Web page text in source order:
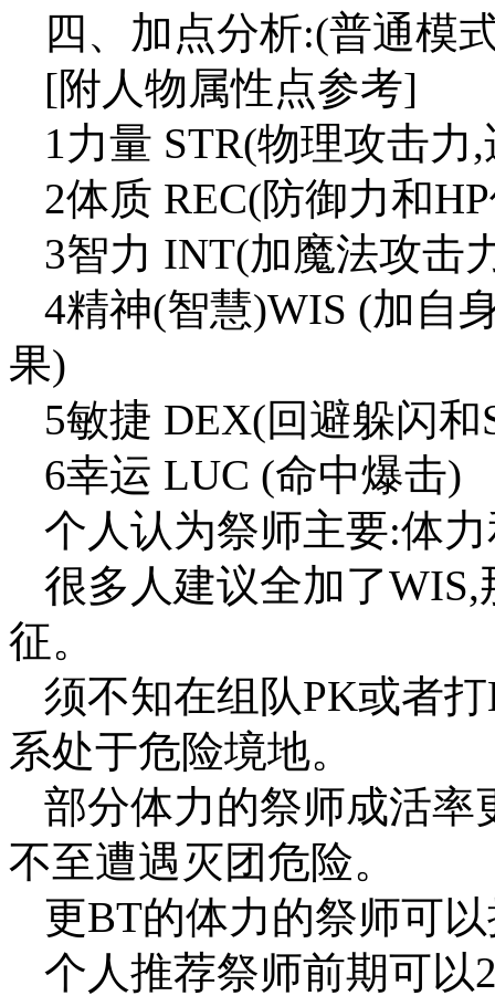
四、加点分析:(普通模
[附人物属性点参考]
1力量 STR(物理攻击
2体质 REC(防御力和
3智力 INT(加魔法攻击
4精神(智慧)WIS (加自
果)
5敏捷 DEX(回避躲闪和
6幸运 LUC (命中爆击)
个人认为祭师主要:体
很多人建议全加了
征。
须不知在组队PK或者
系处于危险境地。
部分体力的祭师成活率
不至遭遇灭团危险。
更BT的体力的祭师可
个人推荐祭师前期可以